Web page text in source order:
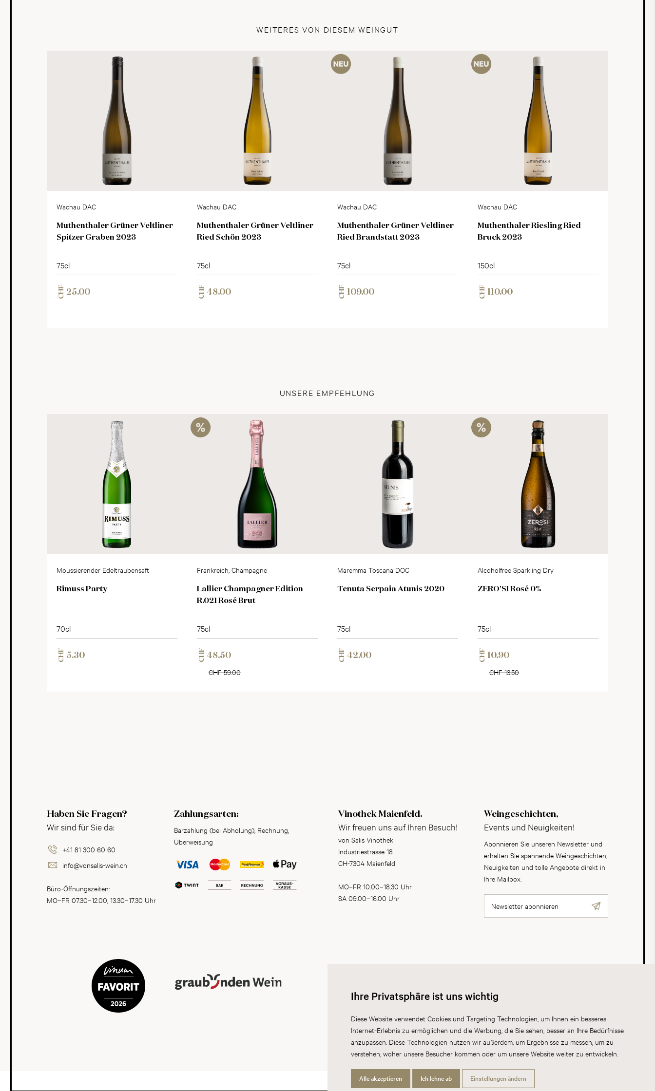
Ihre Privatsphäre ist uns wichtig
Diese Website verwendet Cookies und Targeting Technologien, um Ihnen ein besseres
Internet-Erlebnis zu ermöglichen und die Werbung, die Sie sehen, besser an Ihre Bedürfnisse
anzupassen. Diese Technologien nutzen wir außerdem, um Ergebnisse zu messen, um zu
verstehen, woher unsere Besucher kommen oder um unsere Website weiter zu entwickeln.
Alle akzeptieren Ich lehne ab Einstellungen ändern
WEITERES VON DIESEM WEINGUT
Wachau DAC
Muthenthaler Grüner Veltliner
Spitzer Graben 2023
75cl
CHF 25.00
Wachau DAC
Muthenthaler Grüner Veltliner
Ried Schön 2023
75cl
CHF 48.00
Wachau DAC
Muthenthaler Grüner Veltliner
Ried Brandstatt 2023
75cl
CHF 109.00
Wachau DAC
Muthenthaler Riesling Ried
Bruck 2023
150cl
CHF 110.00
UNSERE EMPFEHLUNG
Moussierender Edeltraubensaft
Rimuss Party
70cl
CHF 5.30
Frankreich, Champagne
Lallier Champagner Edition
R.021 Rosé Brut
75cl
CHF 48.50
CHF 59.00
Maremma Toscana DOC
Tenuta Serpaia Atunis 2020
75cl
CHF 42.00
Alcoholfree Sparkling Dry
ZERO'SI Rosé 0%
75cl
CHF 10.90
CHF 13.50
Haben Sie Fragen?
Wir sind für Sie da:
+41 81 300 60 60
info@vonsalis-wein.ch
Büro-Öffnungszeiten:
MO–FR 07.30–12.00, 13.30–17.30 Uhr
Zahlungsarten:
Barzahlung (bei Abholung), Rechnung,
Überweisung
Vinothek Maienfeld.
Wir freuen uns auf Ihren Besuch!
von Salis Vinothek
Industriestrasse 18
CH-7304 Maienfeld
MO–FR 10.00–18.30 Uhr
SA 09.00–16.00 Uhr
Weingeschichten,
Events und Neuigkeiten!
Abonnieren Sie unseren Newsletter und
erhalten Sie spannende Weingeschichten,
Neuigkeiten und tolle Angebote direkt in
Ihre Mailbox.
Newsletter abonnieren